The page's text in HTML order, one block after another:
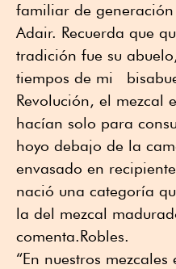
familiar de
Adair. Recuerda que
tradición fue su
tiempos de mi
Revolución, el mezcal
hacían solo para
hoyo debajo de la
envasado en
nació una categoría
la del mezcal
comenta.Robles.
“En nuestros mezcales